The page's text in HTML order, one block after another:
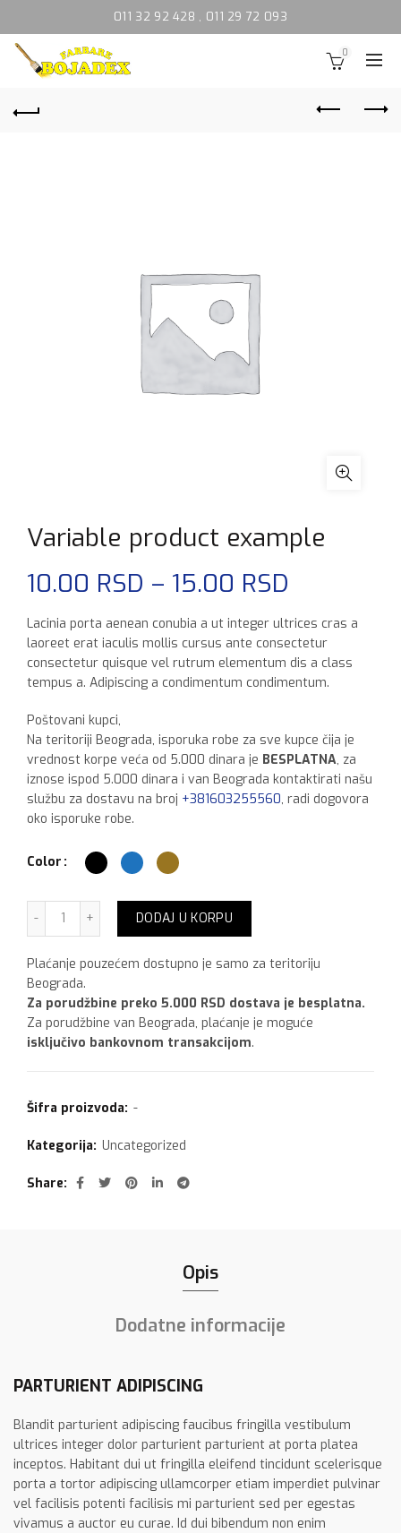
011 32 92 428 , 011 29 72 093
0
Variable product example
10.00 RSD – 15.00 RSD
cena:
od
do
15.00
Lacinia porta aenean conubia a ut integer ultrices cras a
laoreet erat iaculis mollis cursus ante consectetur
consectetur quisque vel rutrum elementum dis a class
tempus a. Adipiscing a condimentum condimentum.
Poštovani kupci,
Na teritoriji Beograda, isporuka robe za sve kupce čija je
vrednost korpe veća od 5.000 dinara je BESPLATNA, za
iznose ispod 5.000 dinara i van Beograda kontaktirati našu
službu za dostavu na broj +381603255560, radi dogovora
oko isporuke robe.
Color
Variable product example količina
DODAJ U KORPU
Plaćanje pouzećem dostupno je samo za teritoriju
Beograda.
Za porudžbine preko 5.000 RSD dostava je besplatna.
Za porudžbine van Beograda, plaćanje je moguće
isključivo bankovnom transakcijom.
Šifra proizvoda: -
Kategorija: Uncategorized
Share
Opis
Dodatne informacije
PARTURIENT ADIPISCING
Blandit parturient adipiscing faucibus fringilla vestibulum
ultrices integer dolor parturient parturient at porta platea
inceptos. Habitant dui ut fringilla eleifend tincidunt scelerisque
porta a tortor adipiscing ullamcorper etiam imperdiet pulvinar
vel facilisis potenti facilisis mi parturient sed per egestas
vivamus a auctor eu curae. Id dui bibendum non enim